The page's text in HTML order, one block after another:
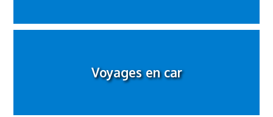
Voyages en car